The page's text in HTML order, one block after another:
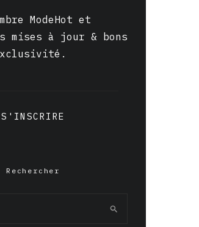
ModeHot et
mises à jour & bons
S'INSCRIRE
Rechercher